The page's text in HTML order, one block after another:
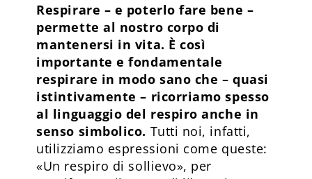
Respirare – e poterlo fare bene –
permette al nostro corpo di
mantenersi in vita. È così
importante e fondamentale
respirare in modo sano che – quasi
istintivamente – ricorriamo spesso
al linguaggio del respiro anche in
senso simbolico. Tutti noi, infatti,
utilizziamo espressioni come queste:
«Un respiro di sollievo», per